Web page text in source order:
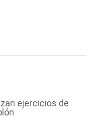
ejercicios de